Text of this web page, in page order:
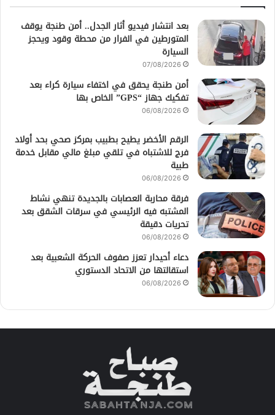
بعد انتشار فيديو أثار الجدل.. أمن طنجة يوقف
المتورطين في الفرار من محطة وقود ويحجز
السيارة
07/08/2026
أمن طنجة يحقق في اختفاء سيارة كراء بعد
تفكيك جهاز “GPS” الخاص بها
06/08/2026
الرقم الأخضر يطيح بطبيب بمركز صحي بحد أولاد
فرج للاشتباه في تلقي مبلغ مالي مقابل خدمة
طبية
06/08/2026
فرقة محاربة العصابات بالجديدة تنهي نشاط
المشتبه فيه الرئيسي في سرقات الشقق بعد
تحريات دقيقة
06/08/2026
دعاء أحيدار تعزز صفوف الحركة الشعبية بعد
استقالتها من الاتحاد الدستوري
06/08/2026